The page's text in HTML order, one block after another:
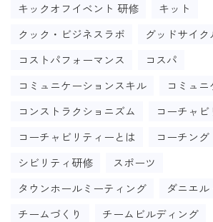
キックオフイベント 研修
キット
クック・ビジネスラボ
グッドサイク
コストパフォーマンス
コスパ
コミュニケーションスキル
コミュ
コンストラクショニズム
コーチャ
コーチャビリティーとは
コーチング
シビリティ研修
スポーツ
タウンホールミーティング
ダニエル
チームづくり
チームビルディング